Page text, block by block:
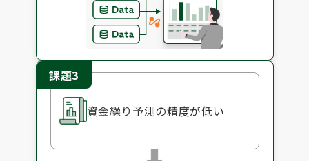
課題3
資金繰り予測の精度が低い